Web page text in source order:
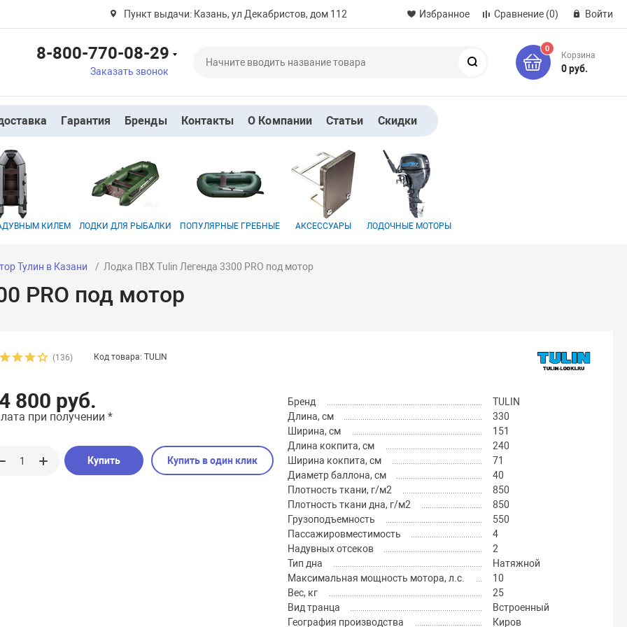
Пункт выдачи: Казань, ул Декабристов, дом 112 Избранное Сравнение (0) Войти
8-800-770-08-29
Заказать звонок
0
Корзина
0 руб.
Гарантия Бренды Контакты О Компании Статьи Скидки
КИЛЕМ ЛОДКИ ДЛЯ РЫБАЛКИ ПОПУЛЯРНЫЕ ГРЕБНЫЕ АКСЕССУАРЫ ЛОДОЧНЫЕ МОТОРЫ
Тулин в Казани Лодка ПВХ Tulin Легенда 3300 PRO под мотор
PRO под мотор
(136) Код товара: TULIN
800 руб.
при получении *
Купить Купить в один клик
Бренд
TULIN
Длина, см
330
Ширина, см
151
Длина кокпита, см
240
Ширина кокпита, см
71
Диаметр баллона, см
40
Плотность ткани, г/м2
850
Плотность ткани дна, г/м2
850
Грузоподъемность
550
Пассажировместимость
4
Надувных отсеков
2
Тип дна
Натяжной
Максимальная мощность мотора, л.с.
10
Вес, кг
25
Вид транца
Встроенный
География производства
Киров